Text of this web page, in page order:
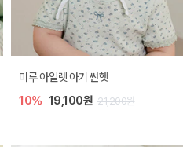
미루 아일렛 아기 썬햇
10% 19,100원 21,200원